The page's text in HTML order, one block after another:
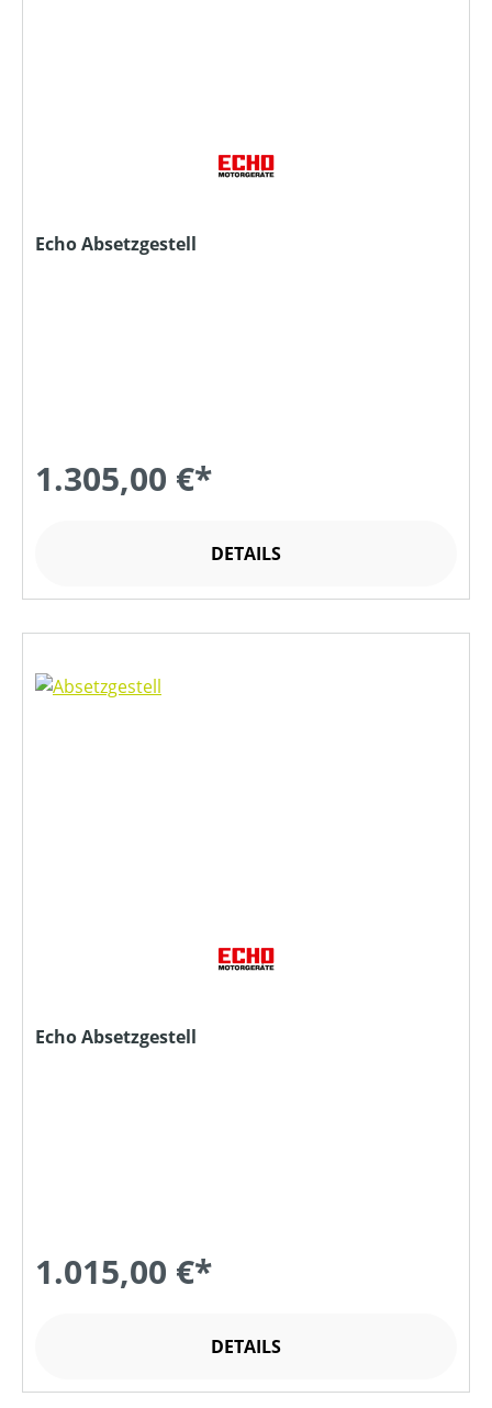
Echo Absetzgestell
1.305,00 €*
DETAILS
Echo Absetzgestell
1.015,00 €*
DETAILS